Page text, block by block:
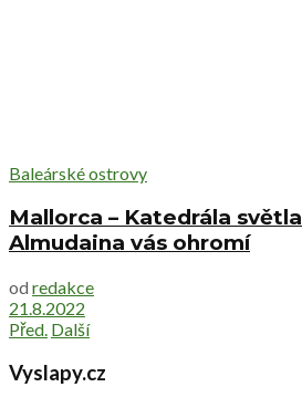
Baleárské ostrovy
Mallorca – Katedrála
Almudaina vás ohromí
od redakce
21.8.2022
Před. Další
Vyslapy.cz